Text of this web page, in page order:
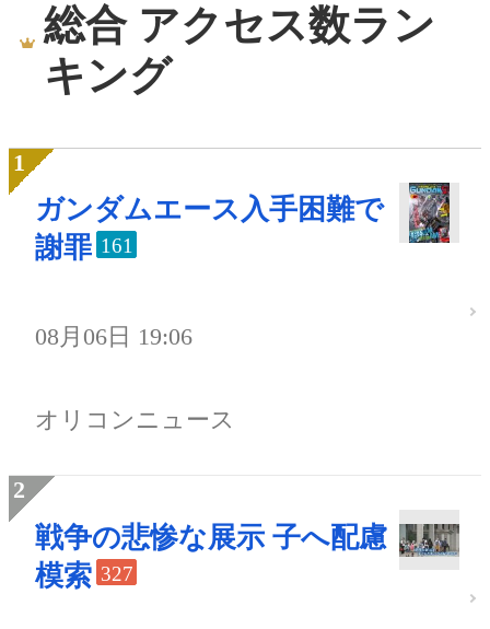
総合 アクセス数ラン
キング
ガンダムエース入手困難で
謝罪 161
08月06日 19:06
オリコンニュース
戦争の悲惨な展示 子へ配慮
模索 327